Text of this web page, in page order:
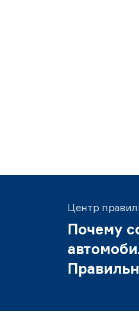
Центр
Почему